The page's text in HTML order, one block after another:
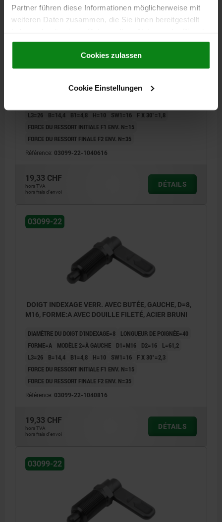
Partner führen diese Informationen möglicherweise mit
weiteren Daten zusammen, die Sie ihnen bereitgestellt
gesammelt haben.Cookie Richtlinien
Datenschutz|AGB
Cookies zulassen
Cookie Einstellungen
DIAMÈTRE DU DOIGT D'INDEXAGE=6
LONGUEUR DE POIGNÉE=40
L3=26
B=14,4 B1=4,8 H=10 SW1=16
F X 30°=1,8
FORCE DU RESSORT INITIALE F1 ENV. N=15
FORCE DU RESSORT FINALE F2 ENV. N=35
Référence: 03099-22-1040616
19,33 CHF
hors TVA
hors frais d’envoi
DÉTAILS
03099-22
DOIGT INDEXAGE VERR. AVEC BUTÉE, GAUCHE, D=8,
M16, FORME:A AVEC DOUILLE FILETÉ, ACIER BRUNI
DIAMÈTRE DU DOIGT D'INDEXAGE=8
LONGUEUR DE POIGNÉE=40
FORME=A
MODÈLE 2=À GAUCHE D1=M16 D2=16
L=61,2
L3=26
B=14,4 B1=4,8 H=10 SW1=16
F X 30°=2,3
FORCE DU RESSORT INITIALE F1 ENV. N=15
FORCE DU RESSORT FINALE F2 ENV. N=35
Référence: 03099-22-1040816
19,33 CHF
hors TVA
hors frais d’envoi
DÉTAILS
03099-22